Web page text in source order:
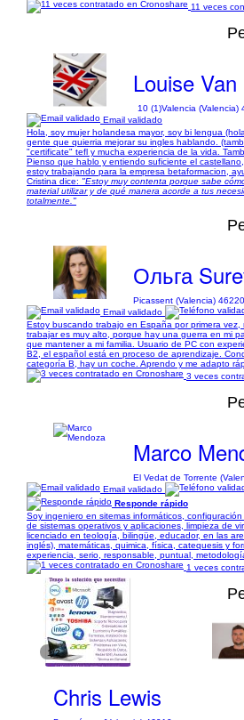
11 veces
Louise
10 (1)Valencia (Valencia)
Email validado
Hola, soy mujer holandesa mayor, soy bi lengua
gente que quierria mejorar su ingles hablando.
"certificate" tefl y mucha experiencia de la vida.
Pienso que hablo y entiendo suficiente el
estoy trabajando para la empresa betaformacion,
Cristina dice: "Estoy muy contenta porque sabe
material utilizar y de qué manera acorde a tus
totalmente."
Ольга
Picassent (Valencia) 46220
Email validado
Estoy buscando trabajo en España por primera vez,
trabajar es muy alto, porque hay una guerra en mi
que mantener a mi familia. Usuario de PC con
B2, el español está en proceso de aprendizaje.
categoría B, hay un coche. Aprendo y me adapto
3 veces
Marco
El Vedat de Torrente
Email validado
Responde rápido
Soy ingeniero en sitemas informáticos,
de sistemas operativos y aplicaciones, limpieza de
licenciado en teología, bilingüe, educador, en las
inglés), matemáticas, quimica, física, catequesis y
experiencia, serio, responsable, puntual,
1 veces
1/2
Chris Lewis